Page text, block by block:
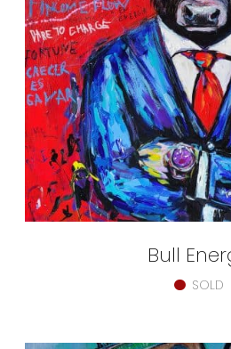
Bull
SOLD